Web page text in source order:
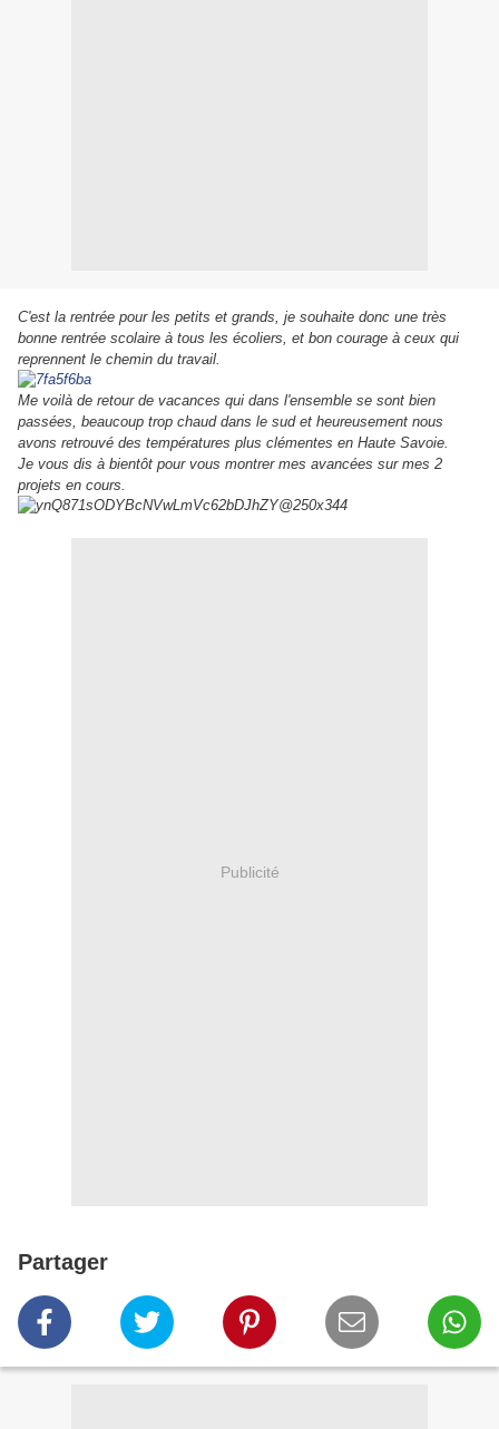
C'est la rentrée pour les petits et grands, je souhaite donc une très
bonne rentrée scolaire à tous les écoliers, et bon courage à ceux qui
reprennent le chemin du travail.
Me voilà de retour de vacances qui dans l'ensemble se sont bien
passées, beaucoup trop chaud dans le sud et heureusement nous
avons retrouvé des températures plus clémentes en Haute Savoie.
Je vous dis à bientôt pour vous montrer mes avancées sur mes 2
projets en cours.
Publicité
Partager